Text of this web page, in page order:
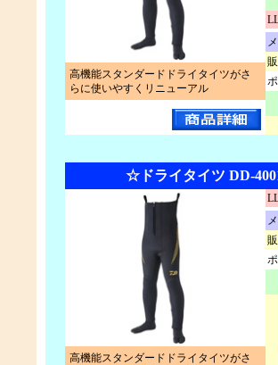
高機能スタンダードドライタイツがさ
らに使いやすくリニューアル
☆ドライタイツ DD-
高機能スタンダードドライタイツがさ